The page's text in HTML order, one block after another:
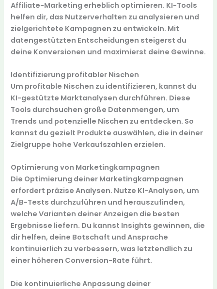
Affiliate-Marketing erheblich optimieren. KI-Tools
helfen dir, das Nutzerverhalten zu analysieren und
zielgerichtete Kampagnen zu entwickeln. Mit
datengestützten Entscheidungen steigerst du
deine Konversionen und maximierst deine Gewinne.
Identifizierung profitabler Nischen
Um profitable Nischen zu identifizieren, kannst du
KI-gestützte Marktanalysen durchführen. Diese
Tools durchsuchen große Datenmengen, um
Trends und potenzielle Nischen zu entdecken. So
kannst du gezielt Produkte auswählen, die in deiner
Zielgruppe hohe Verkaufszahlen erzielen.
Optimierung von Marketingkampagnen
Die Optimierung deiner Marketingkampagnen
erfordert präzise Analysen. Nutze KI-Analysen, um
A/B-Tests durchzuführen und herauszufinden,
welche Varianten deiner Anzeigen die besten
Ergebnisse liefern. Du kannst Insights gewinnen, die
dir helfen, deine Botschaft und Ansprache
kontinuierlich zu verbessern, was letztendlich zu
einer höheren Conversion-Rate führt.
Die kontinuierliche Anpassung deiner